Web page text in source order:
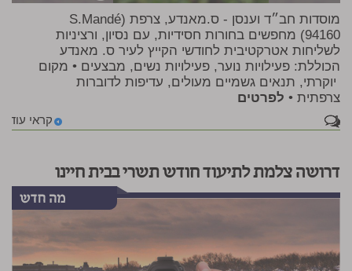
מוסדות חב״ד וענסן - ס.מאנדע, צרפת (S.Mandé
94160) מחפשים בחורות חסידיות, עם נסיון, ורציניות
לשליחות אטרקטיבית לחודשי הקייץ לעיר ס. מאנדע
הכוללת: פעילויות נוער, פעילויות נשים, מבצעים • מקום
יוקרתי, תנאים גשמיים מעולים, עדיפות לדוברות
צרפתית • לפרטים
קראי עוד 1
דרושה צלמת לתיעוד חודש תשרי בבית חיינו